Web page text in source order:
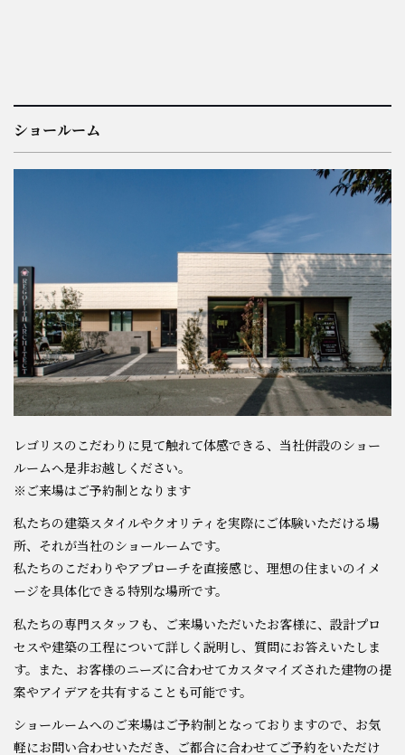
ショールーム
レゴリスのこだわりに見て触れて体感できる、当社併設のショー
ルームへ是非お越しください。
※ご来場はご予約制となります
私たちの建築スタイルやクオリティを実際にご体験いただける場
所、それが当社のショールームです。
私たちのこだわりやアプローチを直接感じ、理想の住まいのイメ
ージを具体化できる特別な場所です。
私たちの専門スタッフも、ご来場いただいたお客様に、設計プロ
セスや建築の工程について詳しく説明し、質問にお答えいたしま
す。また、お客様のニーズに合わせてカスタマイズされた建物の提
案やアイデアを共有することも可能です。
ショールームへのご来場はご予約制となっておりますので、お気
軽にお問い合わせいただき、ご都合に合わせてご予約をいただけ